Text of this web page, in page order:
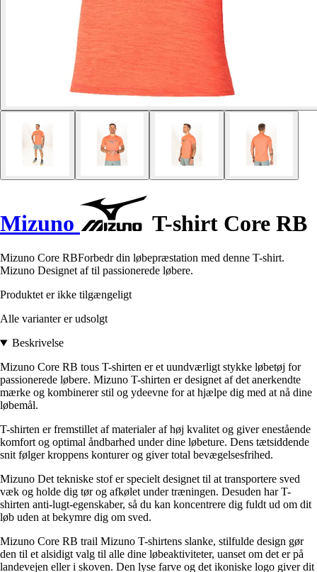
Mizuno T-shirt Core RB
Mizuno Core RBForbedr din løbepræstation med denne T-shirt.
Mizuno Designet af til passionerede løbere.
Produktet er ikke tilgængeligt
Alle varianter er udsolgt
Beskrivelse
Mizuno Core RB tous T-shirten er et uundværligt stykke løbetøj for
passionerede løbere. Mizuno T-shirten er designet af det anerkendte
mærke og kombinerer stil og ydeevne for at hjælpe dig med at nå dine
løbemål.
T-shirten er fremstillet af materialer af høj kvalitet og giver enestående
komfort og optimal åndbarhed under dine løbeture. Dens tætsiddende
snit følger kroppens konturer og giver total bevægelsesfrihed.
Mizuno Det tekniske stof er specielt designet til at transportere sved
væk og holde dig tør og afkølet under træningen. Desuden har T-
shirten anti-lugt-egenskaber, så du kan koncentrere dig fuldt ud om dit
løb uden at bekymre dig om sved.
Mizuno Core RB trail Mizuno T-shirtens slanke, stilfulde design gør
den til et alsidigt valg til alle dine løbeaktiviteter, uanset om det er på
landevejen eller i skoven. Den lyse farve og det ikoniske logo giver dit